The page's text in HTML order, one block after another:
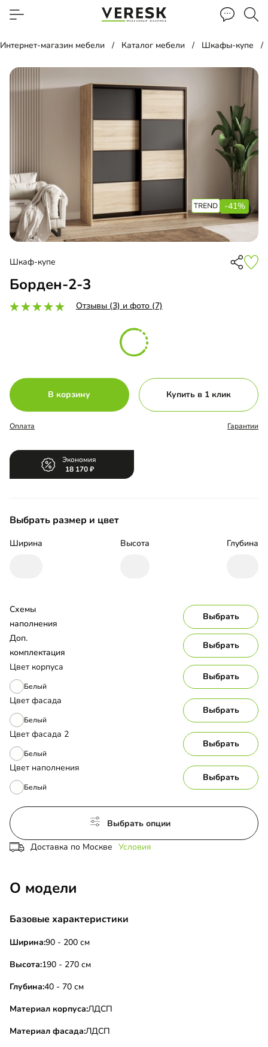
Интернет-магазин мебели Каталог мебели Шкафы-купе
-41%
Шкаф-купе
Борден-2-3
Отзывы (3) и фото (7)
В корзину Купить в 1 клик
Оплата Гарантии
Экономия
18 170
Выбрать размер и цвет
Ширина Высота Глубина
Цвет корпуса
Белый
Выбрать
Цвет фасада
Белый
Выбрать
Цвет фасада 2
Белый
Выбрать
Цвет наполнения
Белый
Выбрать
Схемы
наполнения
Выбрать
Доп.
комплектация
Выбрать
Выбрать опции
Доставка по Москве Условия
О модели
Базовые характеристики
Ширина:90 - 200 см
Высота:190 - 270 см
Глубина:40 - 70 см
Материал корпуса:ЛДСП
Материал фасада:ЛДСП